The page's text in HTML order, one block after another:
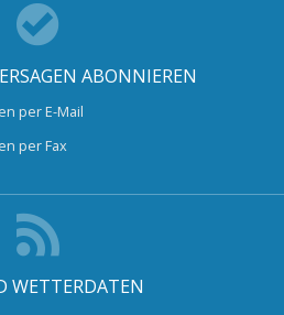
ABONNIEREN
per E-Mail
per Fax
WETTERDATEN